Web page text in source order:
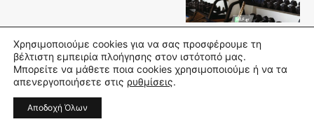
1,449 Fans LIKE
7,286 Followers
Χρησιμοποιούμε cookies για να σας προσφέρουμε τη
βέλτιστη εμπειρία πλοήγησης στον ιστότοπό μας.
Μπορείτε να μάθετε ποια cookies χρησιμοποιούμε ή να τα
απενεργοποιήσετε στις ρυθμίσεις.
Αποδοχή Όλων